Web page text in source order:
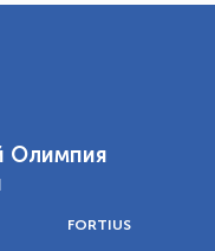
Олимпия
FORTIUS